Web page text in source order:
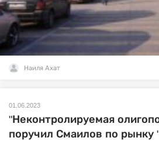
Наиля Ахат
01.06.2023
"Неконтролируемая
поручил Смаилов по рынку